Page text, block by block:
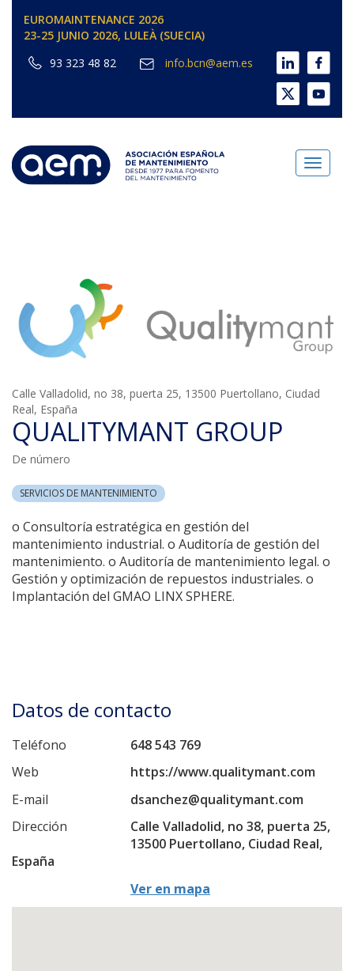
EUROMAINTENANCE 2026
23-25 JUNIO 2026, LULEÀ (SUECIA)
93 323 48 82
info.bcn@aem.es
Toggle
Calle Valladolid, no 38, puerta 25, 13500 Puertollano, Ciudad
Real, España
QUALITYMANT GROUP
De número
SERVICIOS DE MANTENIMIENTO
o Consultoría estratégica en gestión del
mantenimiento industrial. o Auditoría de gestión del
mantenimiento. o Auditoría de mantenimiento legal. o
Gestión y optimización de repuestos industriales. o
Implantación del GMAO LINX SPHERE.
Datos de contacto
Teléfono
648 543 769
Web
https://www.qualitymant.com
E-mail
dsanchez@qualitymant.com
Dirección
Calle Valladolid, no 38, puerta 25,
13500 Puertollano, Ciudad Real,
España
Ver en mapa